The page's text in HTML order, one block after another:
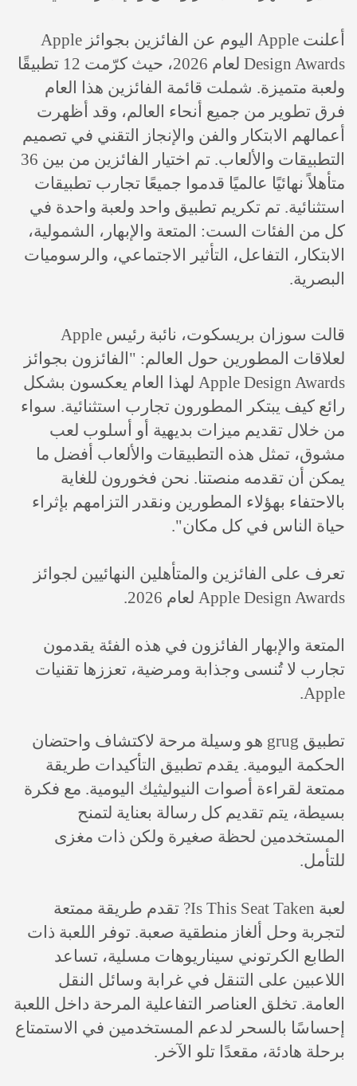
أعلنت Apple اليوم عن الفائزين بجوائز Apple
Design Awards لعام 2026، حيث كرّمت 12 تطبيقًا
ولعبة متميزة. شملت قائمة الفائزين هذا العام
فرق تطوير من جميع أنحاء العالم، وقد أظهرت
أعمالهم الابتكار والفن والإنجاز التقني في تصميم
التطبيقات والألعاب. تم اختيار الفائزين من بين 36
متأهلاً نهائيًا عالميًا قدموا جميعًا تجارب تطبيقات
استثنائية. تم تكريم تطبيق واحد ولعبة واحدة في
كل من الفئات الست: المتعة والإبهار، الشمولية،
الابتكار، التفاعل، التأثير الاجتماعي، والرسوميات
البصرية.
قالت سوزان بريسكوت، نائبة رئيس Apple
لعلاقات المطورين حول العالم: "الفائزون بجوائز
Apple Design Awards لهذا العام يعكسون بشكل
رائع كيف يبتكر المطورون تجارب استثنائية. سواء
من خلال تقديم ميزات بديهية أو أسلوب لعب
مشوق، تمثل هذه التطبيقات والألعاب أفضل ما
يمكن أن تقدمه منصتنا. نحن فخورون للغاية
بالاحتفاء بهؤلاء المطورين ونقدر التزامهم بإثراء
حياة الناس في كل مكان".
تعرف على الفائزين والمتأهلين النهائيين لجوائز
Apple Design Awards لعام 2026.
المتعة والإبهار الفائزون في هذه الفئة يقدمون
تجارب لا تُنسى وجذابة ومرضية، تعززها تقنيات
Apple.
تطبيق grug هو وسيلة مرحة لاكتشاف واحتضان
الحكمة اليومية. يقدم تطبيق التأكيدات طريقة
ممتعة لقراءة أصوات النيوليثيك اليومية. مع فكرة
بسيطة، يتم تقديم كل رسالة بعناية لتمنح
المستخدمين لحظة صغيرة ولكن ذات مغزى
للتأمل.
لعبة Is This Seat Taken? تقدم طريقة ممتعة
لتجربة وحل ألغاز منطقية صعبة. توفر اللعبة ذات
الطابع الكرتوني سيناريوهات مسلية، تساعد
اللاعبين على التنقل في غرابة وسائل النقل
العامة. تخلق العناصر التفاعلية المرحة داخل اللعبة
إحساسًا بالسحر لدعم المستخدمين في الاستمتاع
برحلة هادئة، مقعدًا تلو الآخر.